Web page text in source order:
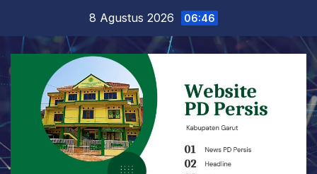
content
8 Agustus 2026 06:46